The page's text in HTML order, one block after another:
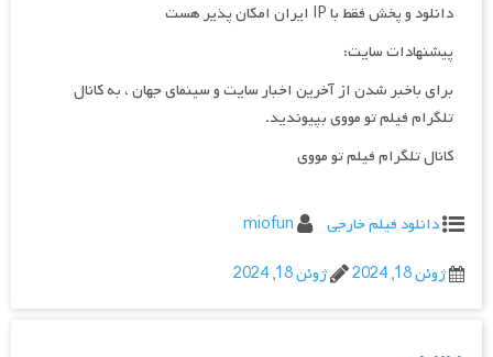
دانلود و پخش فقط با IP ایران امکان پذیر هست
پیشنهادات سایت:
برای باخبر شدن از آخرین اخبار سایت و سینمای جهان ، به کانال
تلگرام فیلم تو مووی بپیوندید.
کانال تلگرام فیلم تو مووی
دانلود فیلم خارجی
miofun
ژوئن 18, 2024
ژوئن 18, 2024